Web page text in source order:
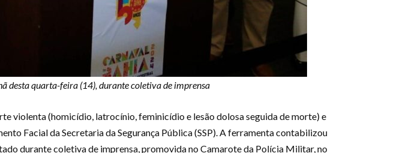
desta quarta-feira (14), durante coletiva de imprensa
violenta (homicídio, latrocínio, feminicídio e lesão dolosa seguida de morte) e
Facial da Secretaria da Segurança Pública (SSP). A ferramenta contabilizou
durante coletiva de imprensa, promovida no Camarote da Polícia Militar, no